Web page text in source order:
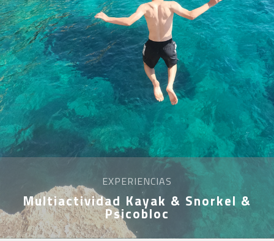
EXPERIENCIAS
Multiactividad Kayak & Snorkel &
Psicobloc